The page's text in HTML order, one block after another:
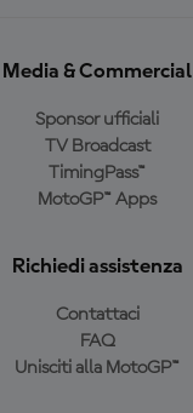
Media & Commercial
Sponsor ufficiali
TV Broadcast
TimingPass™
MotoGP™ Apps
Richiedi assistenza
Contattaci
FAQ
Unisciti alla MotoGP™